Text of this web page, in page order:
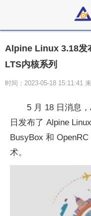
Alpine Linux 3.18发
LTS内核系列
时间：2023-05-18 15:11:41
5 月 18 日消息
日发布了 Alpine
BusyBox 和
术。